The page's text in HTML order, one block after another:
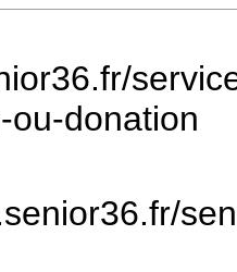
ou-donation